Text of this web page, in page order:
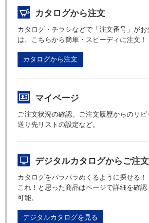
カタログから注文
カタログ・チラシなどで「注文番号」がお
は、こちらから簡単・スピーディに注文！
カタログから注文
マイページ
ご注文状況の確認。ご注文履歴からのリピ
送り先リストの設定など。
デジタルカタログからご注文
カタログをパラパラめくるように探せる！
これ！と思った商品はページで詳細を確認
可能。
デジタルカタログを見る